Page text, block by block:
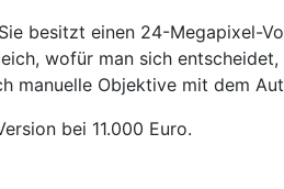
besitzt einen 24-Megapixel-
wofür man sich
Objektive mit dem
bei 11.000 Euro.